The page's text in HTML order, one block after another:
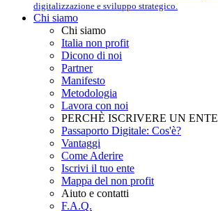
digitalizzazione e sviluppo strategico.
Chi siamo
Chi siamo
Italia non profit
Dicono di noi
Partner
Manifesto
Metodologia
Lavora con noi
PERCHÈ ISCRIVERE UN ENTE
Passaporto Digitale: Cos'è?
Vantaggi
Come Aderire
Iscrivi il tuo ente
Mappa del non profit
Aiuto e contatti
F.A.Q.